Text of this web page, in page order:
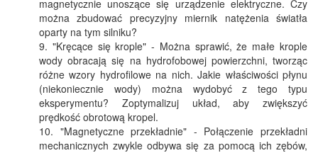
magnetycznie unoszące się urządzenie elektryczne. Czy
można zbudować precyzyjny miernik natężenia światła
oparty na tym silniku?
"Kręcące się krople" - Można sprawić, że małe krople
wody obracają się na hydrofobowej powierzchni, tworząc
różne wzory hydrofilowe na nich. Jakie właściwości płynu
(niekoniecznie wody) można wydobyć z tego typu
eksperymentu? Zoptymalizuj układ, aby zwiększyć
prędkość obrotową kropel.
"Magnetyczne przekładnie" - Połączenie przekładni
mechanicznych zwykle odbywa się za pomocą ich zębów,